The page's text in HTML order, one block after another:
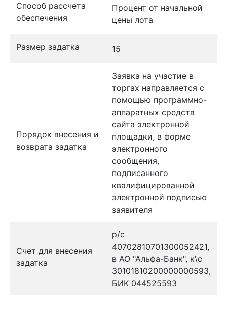
Способ рассчета
обеспечения
Процент от начальной
цены лота
Размер задатка 15
Порядок внесения и
возврата задатка
Заявка на участие в
торгах направляется с
помощью программно-
аппаратных средств
сайта электронной
площадки, в форме
электронного
сообщения,
подписанного
квалифицированной
электронной подписью
заявителя
Счет для внесения
задатка
р/с
40702810701300052421,
в АО "Альфа-Банк", к\с
30101810200000000593,
БИК 044525593